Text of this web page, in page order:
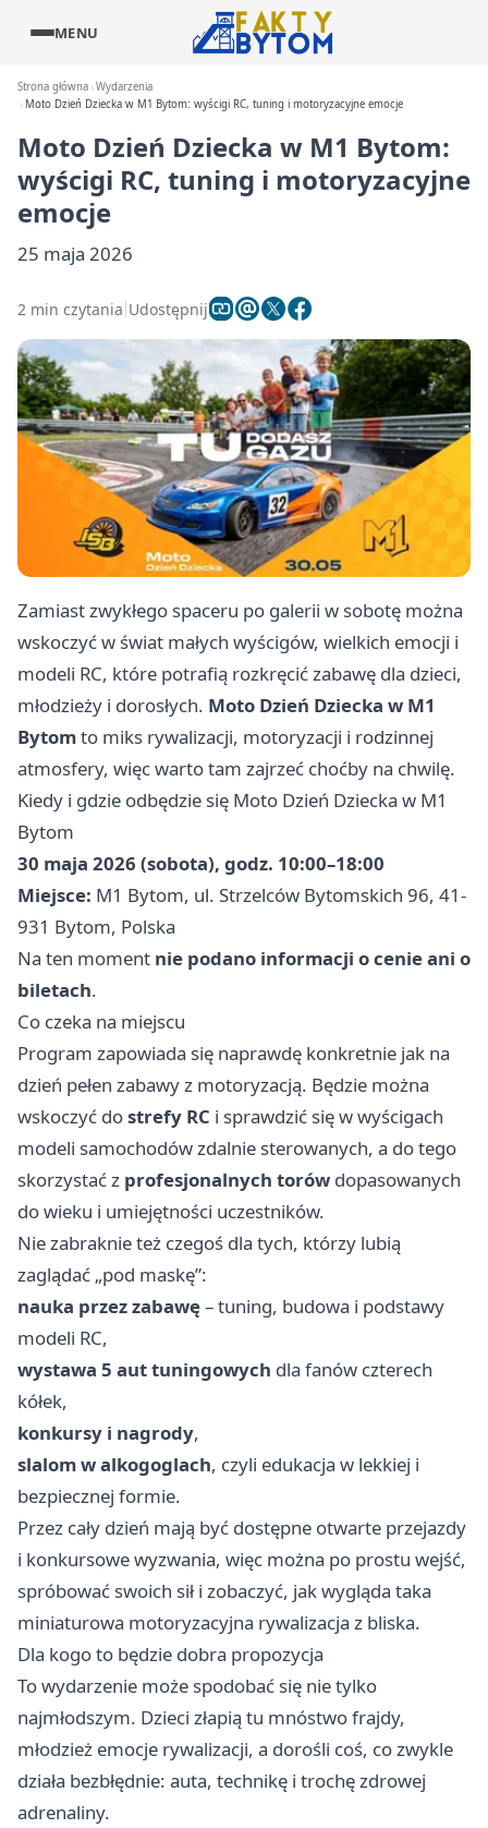
MENU
Strona główna Wydarzenia
Moto Dzień Dziecka w M1 Bytom: wyścigi RC, tuning i motoryzacyjne emocje
Moto Dzień Dziecka w M1 Bytom:
wyścigi RC, tuning i motoryzacyjne
emocje
25 maja 2026
2 min czytania Udostępnij
Zamiast zwykłego spaceru po galerii w sobotę można
wskoczyć w świat małych wyścigów, wielkich emocji i
modeli RC, które potrafią rozkręcić zabawę dla dzieci,
młodzieży i dorosłych. Moto Dzień Dziecka w M1
Bytomto miks rywalizacji, motoryzacji i rodzinnej
atmosfery, więc warto tam zajrzeć choćby na chwilę.
Kiedy i gdzie odbędzie się Moto Dzień Dziecka w M1
Bytom
30 maja 2026 (sobota), godz. 10:00–18:00
Miejsce: M1 Bytom, ul. Strzelców Bytomskich 96, 41-
931 Bytom, Polska
Na ten moment nie podano informacji o cenie ani o
biletach.
Co czeka na miejscu
Program zapowiada się naprawdę konkretnie jak na
dzień pełen zabawy z motoryzacją. Będzie można
wskoczyć dostrefy RC i sprawdzić się w wyścigach
modeli samochodów zdalnie sterowanych, a do tego
skorzystać z profesjonalnych torów dopasowanych
do wieku i umiejętności uczestników.
Nie zabraknie też czegoś dla tych, którzy lubią
zaglądać „pod maskę”:
nauka przez zabawę– tuning, budowa i podstawy
modeli RC,
wystawa 5 aut tuningowych dla fanów czterech
kółek,
konkursy i nagrody,
slalom w alkogoglach, czyli edukacja w lekkiej i
bezpiecznej formie.
Przez cały dzień mają być dostępne otwarte przejazdy
i konkursowe wyzwania, więc można po prostu wejść,
spróbować swoich sił i zobaczyć, jak wygląda taka
miniaturowa motoryzacyjna rywalizacja z bliska.
Dla kogo to będzie dobra propozycja
To wydarzenie może spodobać się nie tylko
najmłodszym. Dzieci złapią tu mnóstwo frajdy,
młodzież emocje rywalizacji, a dorośli coś, co zwykle
działa bezbłędnie: auta, technikę i trochę zdrowej
adrenaliny.